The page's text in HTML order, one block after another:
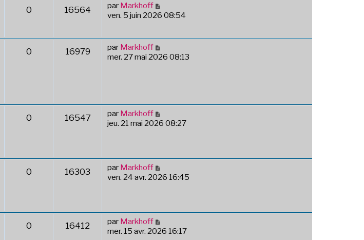
0 16564 par Markhoff
ven. 5 juin 2026 08:54
0 16979 par Markhoff
mer. 27 mai 2026 08:13
0 16547 par Markhoff
jeu. 21 mai 2026 08:27
0 16303 par Markhoff
ven. 24 avr. 2026 16:45
0 16412 par Markhoff
mer. 15 avr. 2026 16:17